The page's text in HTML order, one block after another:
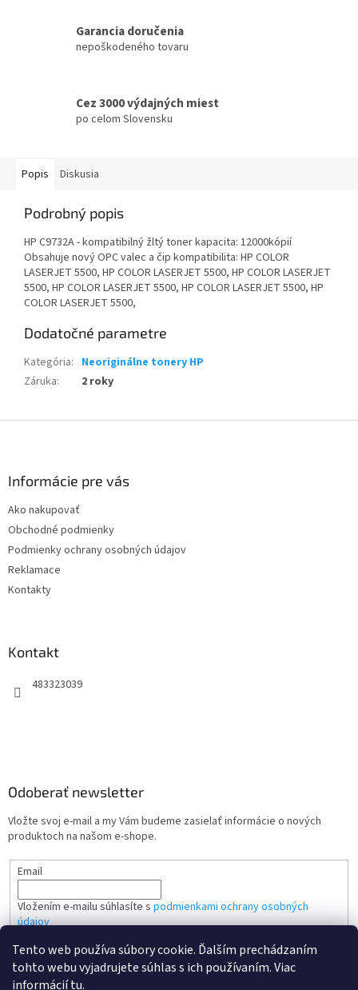
Tento web používa súbory cookie. Ďalším prechádzaním
tohto webu vyjadrujete súhlas s ich používaním. Viac
informáciítu.
Garancia doručenia
nepoškodeného tovaru
Cez 3000 výdajných miest
po celom Slovensku
Popis Diskusia
Podrobný popis
HP C9732A - kompatibilný žltý toner kapacita: 12000kópií
Obsahuje nový OPC valec a čip kompatibilita: HP COLOR
LASERJET 5500, HP COLOR LASERJET 5500, HP COLOR LASERJET
5500, HP COLOR LASERJET 5500, HP COLOR LASERJET 5500, HP
COLOR LASERJET 5500,
Dodatočné parametre
Kategória: Neoriginálne tonery HP
Záruka: 2 roky
Informácie pre vás
Ako nakupovať
Obchodné podmienky
Podmienky ochrany osobných údajov
Reklamace
Kontakty
Kontakt
483323039
Odoberať newsletter
Vložte svoj e-mail a my Vám budeme zasielať informácie o nových
produktoch na našom e-shope.
Email
Vložením e-mailu súhlasíte s podmienkami ochrany osobných
údajov
PRIHLÁSIŤ SA